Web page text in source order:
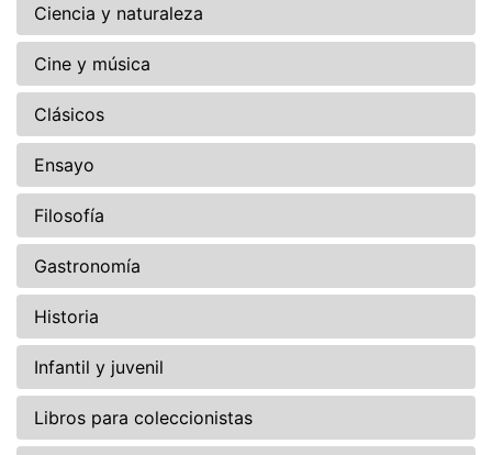
Ciencia y naturaleza
Cine y música
Clásicos
Ensayo
Filosofía
Gastronomía
Historia
Infantil y juvenil
Libros para coleccionistas